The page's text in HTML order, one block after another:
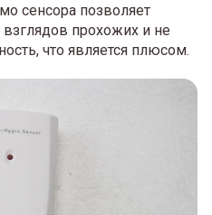
сенсора позволяет
прохожих и не
что является плюсом.